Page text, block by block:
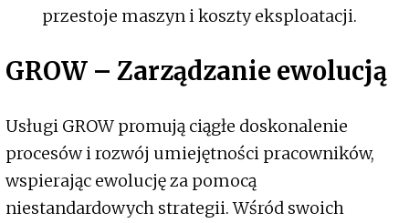
przestoje maszyn i koszty eksploatacji.
GROW – Zarządzanie ewolucją
Usługi GROW promują ciągłe doskonalenie
procesów i rozwój umiejętności pracowników,
wspierając ewolucję za pomocą
niestandardowych strategii. Wśród swoich